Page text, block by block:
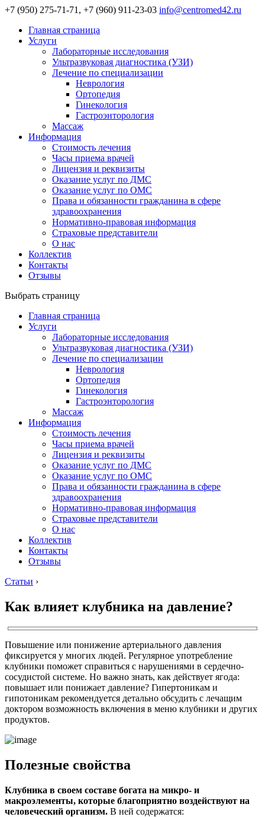
+7 (950) 275-71-71, +7 (960) 911-23-03 info@centromed42.ru
Главная страница
Услуги
Лабораторные исследования
Ультразвуковая диагностика (УЗИ)
Лечение по специализации
Неврология
Ортопедия
Гинекология
Гастроэнторология
Массаж
Информация
Стоимость лечения
Часы приема врачей
Лицензия и реквизиты
Оказание услуг по ДМС
Оказание услуг по ОМС
Права и обязанности гражданина в сфере
здравоохранения
Нормативно-правовая информация
Страховые представители
О нас
Коллектив
Контакты
Отзывы
Выбрать страницу
Главная страница
Услуги
Лабораторные исследования
Ультразвуковая диагностика (УЗИ)
Лечение по специализации
Неврология
Ортопедия
Гинекология
Гастроэнторология
Массаж
Информация
Стоимость лечения
Часы приема врачей
Лицензия и реквизиты
Оказание услуг по ДМС
Оказание услуг по ОМС
Права и обязанности гражданина в сфере
здравоохранения
Нормативно-правовая информация
Страховые представители
О нас
Коллектив
Контакты
Отзывы
Статьи ›
Как влияет клубника на давление?
Повышение или понижение артериального давления
фиксируется у многих людей. Регулярное употребление
клубники поможет справиться с нарушениями в сердечно-
сосудистой системе. Но важно знать, как действует ягода:
повышает или понижает давление? Гипертоникам и
гипотоникам рекомендуется детально обсудить с лечащим
доктором возможность включения в меню клубники и других
продуктов.
Полезные свойства
Клубника в своем составе богата на микро- и
макроэлементы, которые благоприятно воздействуют на
человеческий организм. В ней содержатся: